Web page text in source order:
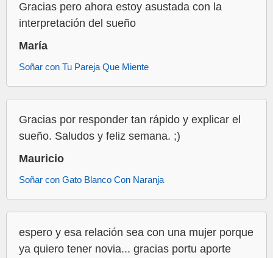
Gracias pero ahora estoy asustada con la
interpretación del sueño
María
Soñar con Tu Pareja Que Miente
Gracias por responder tan rápido y explicar el
sueño. Saludos y feliz semana. ;)
Mauricio
Soñar con Gato Blanco Con Naranja
espero y esa relación sea con una mujer porque
ya quiero tener novia... gracias portu aporte